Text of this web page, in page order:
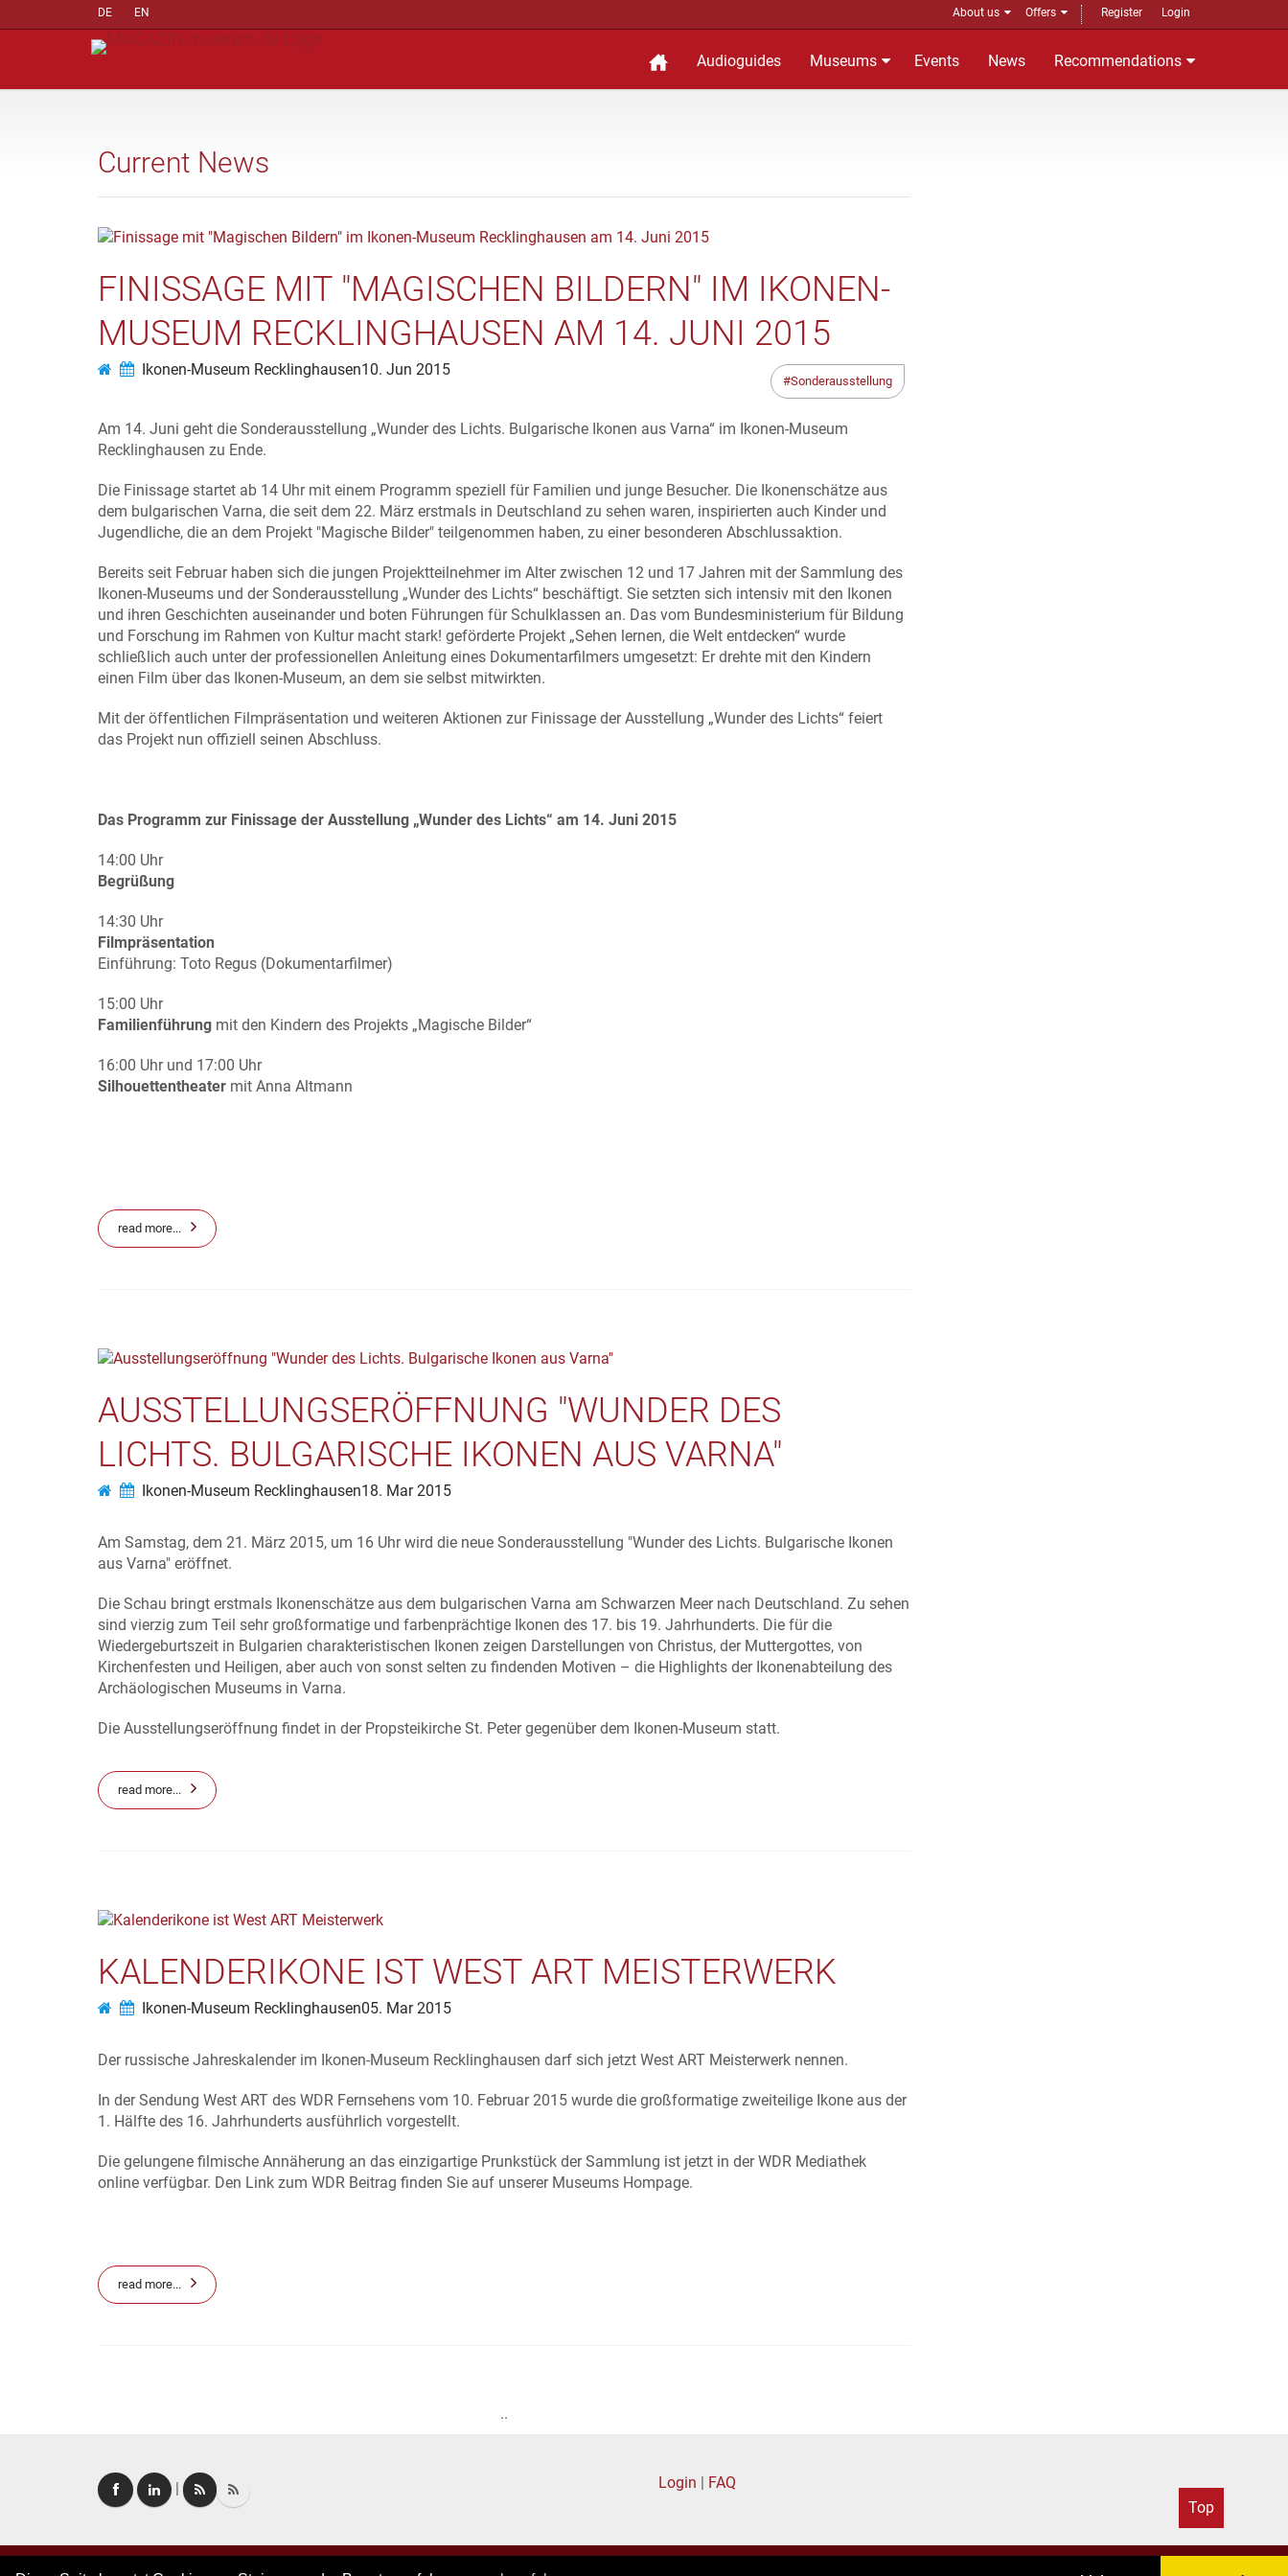
DE EN About us Offers Register Login
Audioguides Museums Events News Recommendations
Current News
FINISSAGE MIT "MAGISCHEN BILDERN" IM IKONEN-
MUSEUM RECKLINGHAUSEN AM 14. JUNI 2015
Ikonen-Museum Recklinghausen10. Jun 2015
Sonderausstellung
Am 14. Juni geht die Sonderausstellung „Wunder des Lichts. Bulgarische Ikonen aus Varna“ im Ikonen-Museum
Recklinghausen zu Ende.
Die Finissage startet ab 14 Uhr mit einem Programm speziell für Familien und junge Besucher. Die Ikonenschätze aus
dem bulgarischen Varna, die seit dem 22. März erstmals in Deutschland zu sehen waren, inspirierten auch Kinder und
Jugendliche, die an dem Projekt "Magische Bilder" teilgenommen haben, zu einer besonderen Abschlussaktion.
Bereits seit Februar haben sich die jungen Projektteilnehmer im Alter zwischen 12 und 17 Jahren mit der Sammlung des
Ikonen-Museums und der Sonderausstellung „Wunder des Lichts“ beschäftigt. Sie setzten sich intensiv mit den Ikonen
und ihren Geschichten auseinander und boten Führungen für Schulklassen an. Das vom Bundesministerium für Bildung
und Forschung im Rahmen von Kultur macht stark! geförderte Projekt „Sehen lernen, die Welt entdecken“ wurde
schließlich auch unter der professionellen Anleitung eines Dokumentarfilmers umgesetzt: Er drehte mit den Kindern
einen Film über das Ikonen-Museum, an dem sie selbst mitwirkten.
Mit der öffentlichen Filmpräsentation und weiteren Aktionen zur Finissage der Ausstellung „Wunder des Lichts“ feiert
das Projekt nun offiziell seinen Abschluss.
Das Programm zur Finissage der Ausstellung „Wunder des Lichts“ am 14. Juni 2015
14:00 Uhr
Begrüßung
14:30 Uhr
Filmpräsentation
Einführung: Toto Regus (Dokumentarfilmer)
15:00 Uhr
Familienführung mit den Kindern des Projekts „Magische Bilder“
16:00 Uhr und 17:00 Uhr
Silhouettentheater mit Anna Altmann
read more...
AUSSTELLUNGSERÖFFNUNG "WUNDER DES
LICHTS. BULGARISCHE IKONEN AUS VARNA"
Ikonen-Museum Recklinghausen18. Mar 2015
Am Samstag, dem 21. März 2015, um 16 Uhr wird die neue Sonderausstellung "Wunder des Lichts. Bulgarische Ikonen
aus Varna" eröffnet.
Die Schau bringt erstmals Ikonenschätze aus dem bulgarischen Varna am Schwarzen Meer nach Deutschland. Zu sehen
sind vierzig zum Teil sehr großformatige und farbenprächtige Ikonen des 17. bis 19. Jahrhunderts. Die für die
Wiedergeburtszeit in Bulgarien charakteristischen Ikonen zeigen Darstellungen von Christus, der Muttergottes, von
Kirchenfesten und Heiligen, aber auch von sonst selten zu findenden Motiven – die Highlights der Ikonenabteilung des
Archäologischen Museums in Varna.
Die Ausstellungseröffnung findet in der Propsteikirche St. Peter gegenüber dem Ikonen-Museum statt.
read more...
KALENDERIKONE IST WEST ART MEISTERWERK
Ikonen-Museum Recklinghausen05. Mar 2015
Der russische Jahreskalender im Ikonen-Museum Recklinghausen darf sich jetzt West ART Meisterwerk nennen.
In der Sendung West ART des WDR Fernsehens vom 10. Februar 2015 wurde die großformatige zweiteilige Ikone aus der
1. Hälfte des 16. Jahrhunderts ausführlich vorgestellt.
Die gelungene filmische Annäherung an das einzigartige Prunkstück der Sammlung ist jetzt in der WDR Mediathek
online verfügbar. Den Link zum WDR Beitrag finden Sie auf unserer Museums Hompage.
read more...
..
Login | FAQ
Top